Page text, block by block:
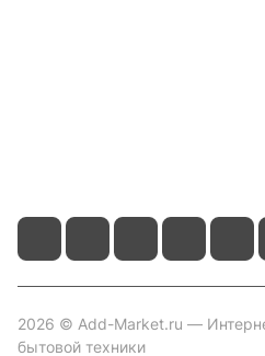
2026 © Add-Market.ru —
бытовой техники